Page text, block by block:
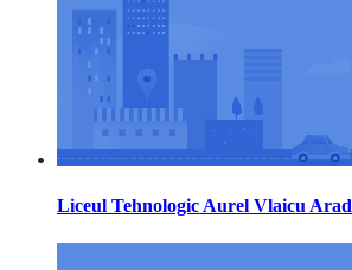
Liceul Tehnologic Aurel Vlaicu Arad